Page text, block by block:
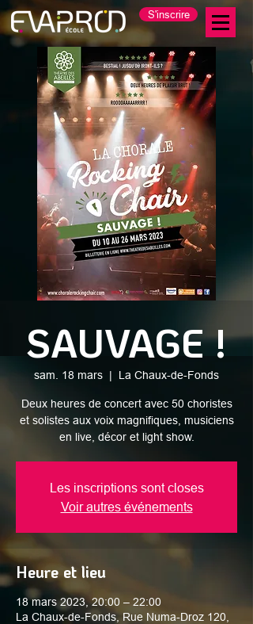
S'inscrire
SAUVAGE !​
sam. 18 mars
  |
La Chaux-de-Fonds
Deux heures de concert avec 50 choristes
et solistes aux voix magnifiques, musiciens
en live, décor et light show.
Les inscriptions sont closes
Voir autres événements
Heure et lieu
18 mars 2023, 20:00 – 22:00
La Chaux-de-Fonds, Rue Numa-Droz 120,